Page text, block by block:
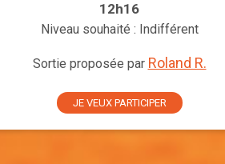
12h16
Niveau souhaité : Indifférent
Sortie proposée par Roland R.
JE VEUX PARTICIPER